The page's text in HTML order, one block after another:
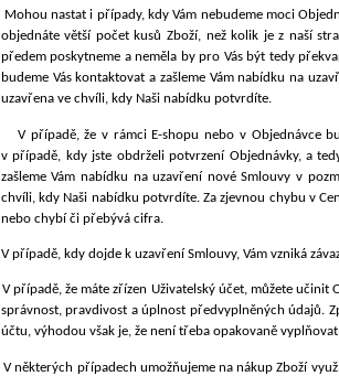
Mohou nastat i případy, kdy Vám nebudeme moci
objednáte větší počet kusů Zboží, než kolik je z naší
předem poskytneme a neměla by pro Vás být tedy
budeme Vás kontaktovat a zašleme Vám nabídku na
uzavřena ve chvíli, kdy Naši nabídku potvrdíte.
V případě, že v rámci E-shopu nebo v Objednávce
v případě, kdy jste obdrželi potvrzení Objednávky, a
zašleme Vám nabídku na uzavření nové Smlouvy v
chvíli, kdy Naši nabídku potvrdíte. Za zjevnou chybu v
nebo chybí či přebývá cifra.
V případě, kdy dojde k uzavření Smlouvy, Vám vzniká
V případě, že máte zřízen Uživatelský účet, můžete
správnost, pravdivost a úplnost předvyplněných údajů.
účtu, výhodou však je, že není třeba opakovaně
V některých případech umožňujeme na nákup Zboží